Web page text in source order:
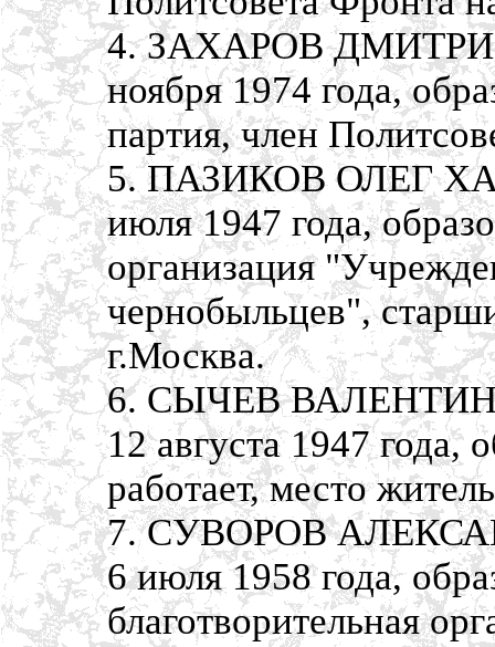
4. ЗАХАРОВ
ноября 1974 года,
партия, член
5. ПАЗИКОВ ОЛЕГ
июля 1947 года,
организация
чернобыльцев",
г.Москва.
6. СЫЧЕВ ВАЛЕНТИН
12 августа 1947 года,
работает, место
7. СУВОРОВ
6 июля 1958 года,
благотворительная